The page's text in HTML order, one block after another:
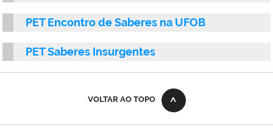
PET Encontro de Saberes na UFOB
PET Saberes Insurgentes
VOLTAR AO TOPO